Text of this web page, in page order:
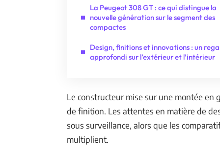
La Peugeot 308 GT : ce qui distingue la
nouvelle génération sur le segment des
compactes
Design, finitions et innovations : un
approfondi sur l’extérieur et l’intérieur
Le constructeur mise sur une montée en
de finition. Les attentes en matière de
sous surveillance, alors que les
multiplient.